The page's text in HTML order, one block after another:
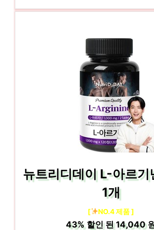
뉴트리디데이 L-아르기
1개
[ NO.4 제품 ]
43% 할인 된14,040